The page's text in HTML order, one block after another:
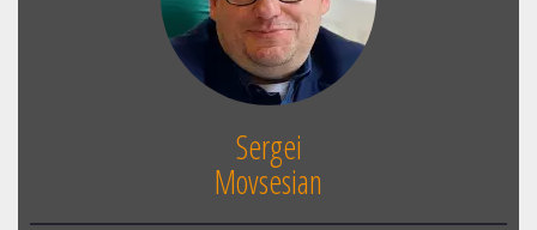
Sergei
Movsesian